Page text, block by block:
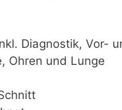
Diagnostik, Vor-
Ohren und Lunge